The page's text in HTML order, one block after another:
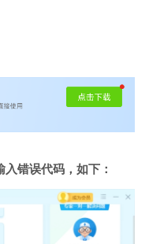
错误代码，如下：